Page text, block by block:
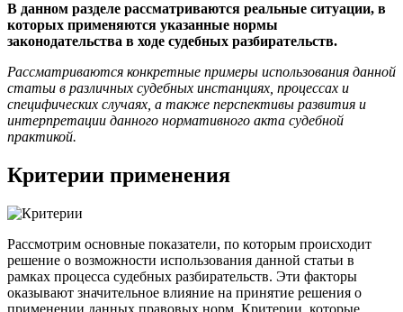
В данном разделе рассматриваются реальные ситуации, в
которых применяются указанные нормы
законодательства в ходе судебных разбирательств.
Рассматриваются конкретные примеры использования данной
статьи в различных судебных инстанциях, процессах и
специфических случаях, а также перспективы развития и
интерпретации данного нормативного акта судебной
практикой.
Критерии применения
Рассмотрим основные показатели, по которым происходит
решение о возможности использования данной статьи в
рамках процесса судебных разбирательств. Эти факторы
оказывают значительное влияние на принятие решения о